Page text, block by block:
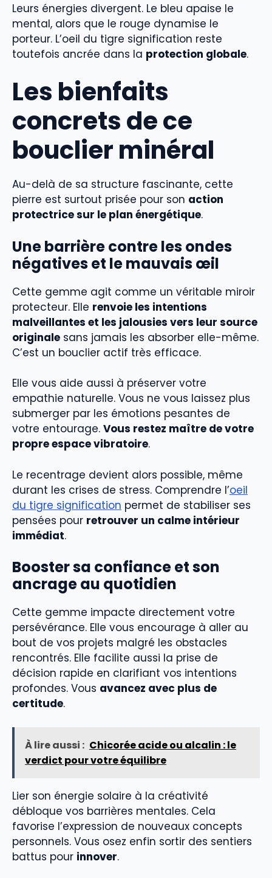
Leurs énergies divergent. Le bleu apaise le
mental, alors que le rouge dynamise le
porteur. L’oeil du tigre signification reste
toutefois ancrée dans la protection globale.
Les bienfaits
concrets de ce
bouclier minéral
Au-delà de sa structure fascinante, cette
pierre est surtout prisée pour son action
protectrice sur le plan énergétique.
Une barrière contre les ondes
négatives et le mauvais œil
Cette gemme agit comme un véritable miroir
protecteur. Elle renvoie les intentions
malveillantes et les jalousies vers leur source
originale sans jamais les absorber elle-même.
C’est un bouclier actif très efficace.
Elle vous aide aussi à préserver votre
empathie naturelle. Vous ne vous laissez plus
submerger par les émotions pesantes de
votre entourage. Vous restez maître de votre
propre espace vibratoire.
Le recentrage devient alors possible, même
durant les crises de stress. Comprendre l’oeil
du tigre signification permet de stabiliser ses
pensées pour retrouver un calme intérieur
immédiat.
Booster sa confiance et son
ancrage au quotidien
Cette gemme impacte directement votre
persévérance. Elle vous encourage à aller au
bout de vos projets malgré les obstacles
rencontrés. Elle facilite aussi la prise de
décision rapide en clarifiant vos intentions
profondes. Vous avancez avec plus de
certitude.
À lire aussi : Chicorée acide ou alcalin : le
verdict pour votre équilibre
Lier son énergie solaire à la créativité
débloque vos barrières mentales. Cela
favorise l’expression de nouveaux concepts
personnels. Vous osez enfin sortir des sentiers
battus pour innover.